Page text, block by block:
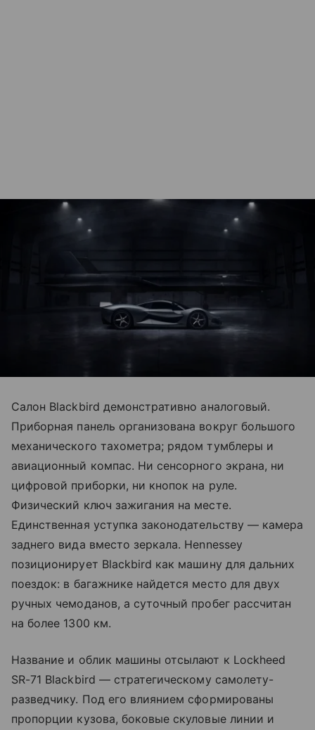
Салон Blackbird демонстративно аналоговый.
Приборная панель организована вокруг большого
механического тахометра; рядом тумблеры и
авиационный компас. Ни сенсорного экрана, ни
цифровой приборки, ни кнопок на руле.
Физический ключ зажигания на месте.
Единственная уступка законодательству — камера
заднего вида вместо зеркала. Hennessey
позиционирует Blackbird как машину для дальних
поездок: в багажнике найдется место для двух
ручных чемоданов, а суточный пробег рассчитан
на более 1300 км.
Название и облик машины отсылают к Lockheed
SR-71 Blackbird — стратегическому самолету-
разведчику. Под его влиянием сформированы
пропорции кузова, боковые скуловые линии и